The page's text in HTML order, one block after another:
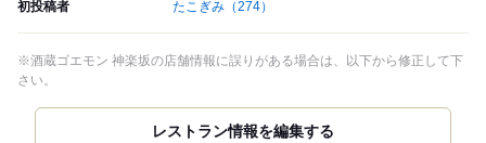
初投稿者 たこぎみ （274）
※酒蔵ゴエモン 神楽坂の店舗情報に誤りがある場合は、以下から修正して下
さい。
レストラン情報を編集する